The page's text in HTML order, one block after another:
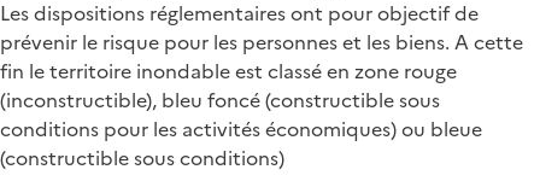
Les dispositions réglementaires ont pour objectif de
prévenir le risque pour les personnes et les biens. A cette
fin le territoire inondable est classé en zone rouge
(inconstructible), bleu foncé (constructible sous
conditions pour les activités économiques) ou bleue
(constructible sous conditions)